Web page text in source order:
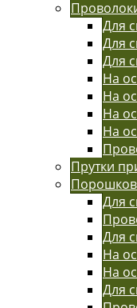
Для
Для
Для
На
На
На
На
Прутки
Для
Для
На
На
Для